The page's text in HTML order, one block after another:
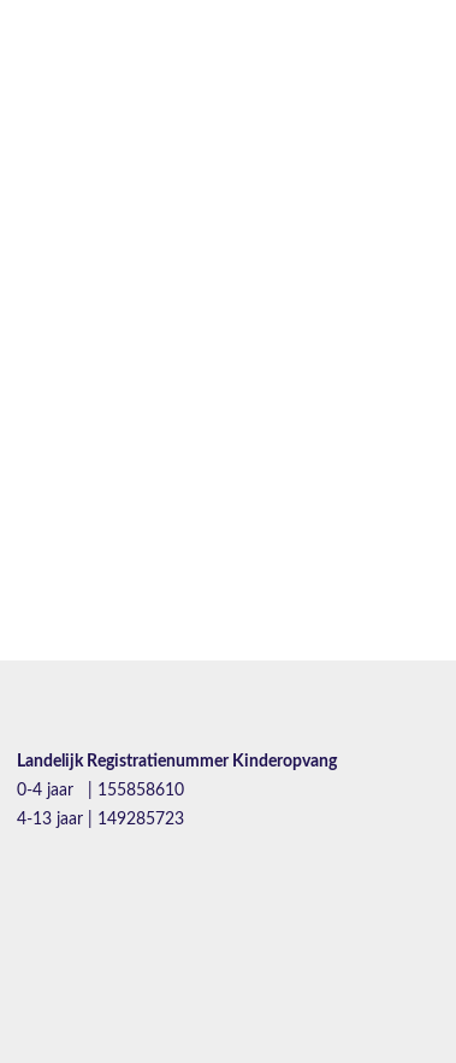
Landelijk Registratienummer Kinderopvang
0-4 jaar | 155858610
4-13 jaar | 149285723